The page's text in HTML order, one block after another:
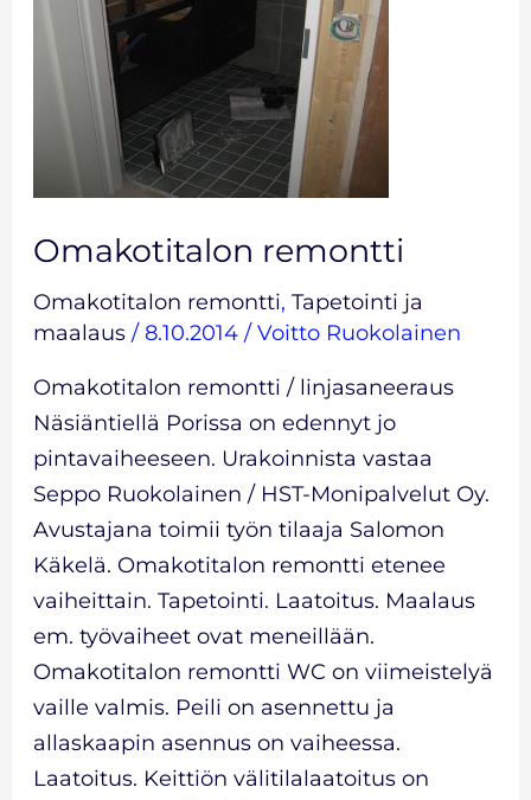
Omakotitalon remontti
Omakotitalon remontti, Tapetointi ja
maalaus/ 8.10.2014 / Voitto Ruokolainen
Omakotitalon remontti / linjasaneeraus
Näsiäntiellä Porissa on edennyt jo
pintavaiheeseen. Urakoinnista vastaa
Seppo Ruokolainen / HST-Monipalvelut Oy.
Avustajana toimii työn tilaaja Salomon
Käkelä. Omakotitalon remontti etenee
vaiheittain. Tapetointi. Laatoitus. Maalaus
em. työvaiheet ovat meneillään.
Omakotitalon remontti WC on viimeistelyä
vaille valmis. Peili on asennettu ja
allaskaapin asennus on vaiheessa.
Laatoitus. Keittiön välitilalaatoitus on